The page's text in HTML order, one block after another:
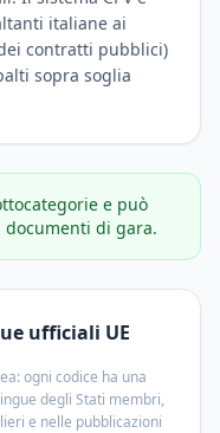
italiane ai
contratti pubblici)
sopra soglia
e può
di gara.
ufficiali UE
ogni codice ha una
degli Stati membri,
e nelle pubblicazioni